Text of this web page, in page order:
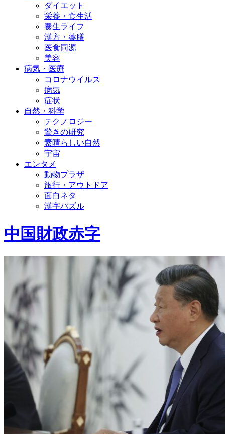
ダイエット
栄養・食生活
養生ライフ
漢方・薬膳
医食同源
美容
病気・医療
コロナウイルス
病気
症状
自然・科学
テクノロジー
驚きの研究
素晴らしい自然
宇宙
エンタメ
動物プラザ
旅行・アウトドア
面白ネタ
漢字パズル
中国財政赤字